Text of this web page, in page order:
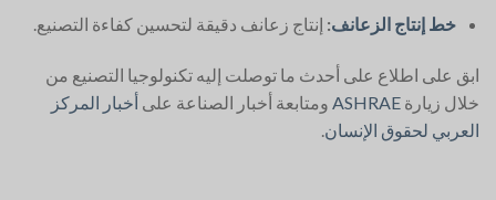
خط إنتاج الزعانف: إنتاج زعانف دقيقة لتحسين كفاءة التصنيع.
ابق على اطلاع على أحدث ما توصلت إليه تكنولوجيا التصنيع من
خلال زيارة ASHRAE ومتابعة أخبار الصناعة على أخبار المركز
العربي لحقوق الإنسان.